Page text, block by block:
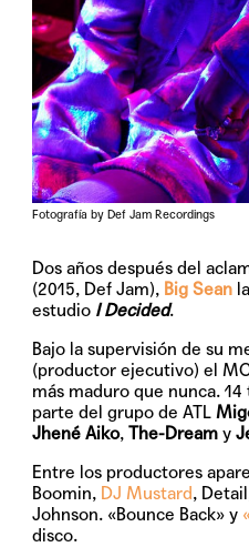
Fotografía by Def Jam Recordings
Dos años después del
(2015, Def Jam), Big Sean
estudio I Decided.
Bajo la supervisión de su
(productor ejecutivo) el
más maduro que nunca.
parte del grupo de ATL
Jhené Aiko,The-Dream y
Entre los productores
Boomin, DJ Mustard,
Johnson. «Bounce Back» y
disco.